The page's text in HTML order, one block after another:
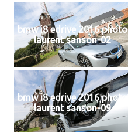
bmw i8 edrive 2016 photo
laurent sanson-02
bmw i8 edrive 2016 photo
laurent sanson-09